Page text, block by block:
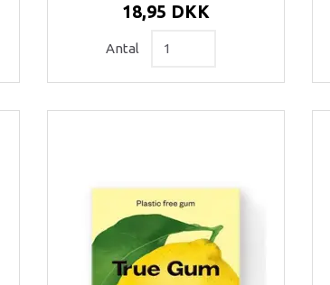
18,95 DKK
Antal